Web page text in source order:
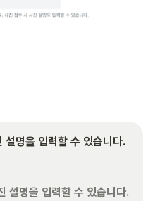
설명을 입력할 수 있습니다.
설명을 입력할 수 있습니다.